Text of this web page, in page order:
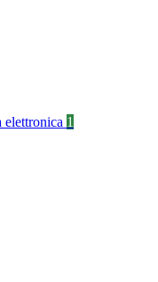
elettronica 1